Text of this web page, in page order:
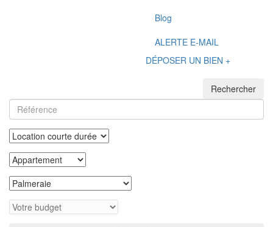
Blog
ALERTE E-MAIL
DÉPOSER UN BIEN +
Rechercher